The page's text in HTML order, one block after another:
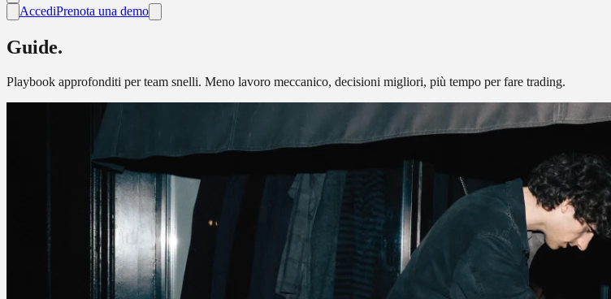
AccediPrenota una demo
Guide.
Playbook approfonditi per team snelli. Meno lavoro meccanico, decisioni migliori, più tempo per fare trading.